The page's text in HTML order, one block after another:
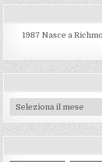
1987 Nasce a
Archivi